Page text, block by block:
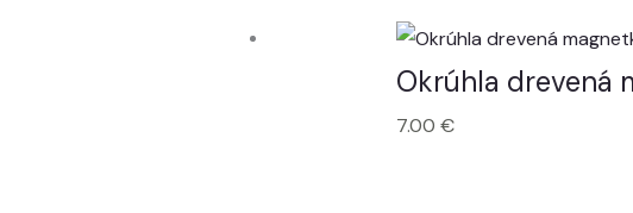
Okrúhla drevená
7.00€